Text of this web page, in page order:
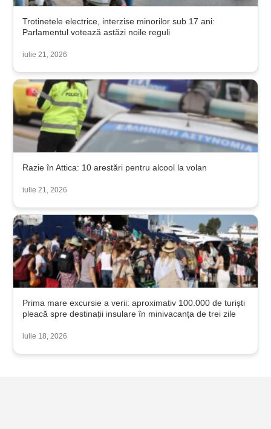
Trotinetele electrice, interzise minorilor sub 17 ani:
Parlamentul votează astăzi noile reguli
iulie 21, 2026
Razie în Attica: 10 arestări pentru alcool la volan
iulie 21, 2026
Prima mare excursie a verii: aproximativ 100.000 de turiști
pleacă spre destinații insulare în minivacanța de trei zile
iulie 18, 2026